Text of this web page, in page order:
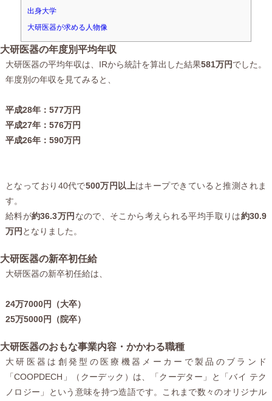
出身大学
大研医器が求める人物像
大研医器の年度別平均年収
大研医器の平均年収は、IRから統計を算出した結果581万円でした。
年度別の年収を見てみると、
平成28年：577万円
平成27年：576万円
平成26年：590万円
となっており40代で500万円以上はキープできていると推測されま
す。
給料が約36.3万円 なので、そこから考えられる平均手取りは約30.9
万円 となりました。
大研医器の新卒初任給
大研医器の新卒初任給は、
24万7000円（大卒）
25万5000円（院卒）
大研医器のおもな事業内容・かかわる職種
大研医器は創発型の医療機器メーカーで製品のブランド
「COOPDECH」（クーデック）は、「クーデター」と「バイ テク
ノロジー」という意味を持つ造語です。これまで数々のオリジナル